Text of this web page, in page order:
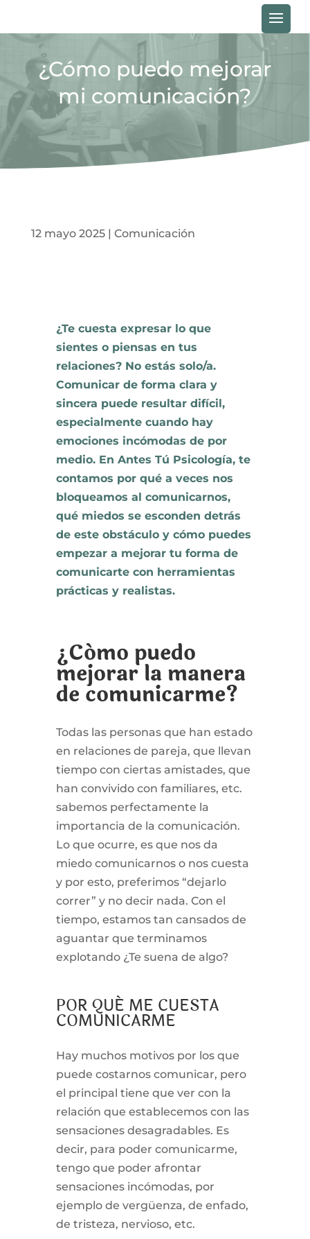
¿Cómo puedo mejorar
mi comunicación?
12 mayo 2025| Comunicación
¿Te cuesta expresar lo que
sientes o piensas en tus
relaciones? No estás solo/a.
Comunicar de forma clara y
sincera puede resultar difícil,
especialmente cuando hay
emociones incómodas de por
medio. En Antes Tú Psicología, te
contamos por qué a veces nos
bloqueamos al comunicarnos,
qué miedos se esconden detrás
de este obstáculo y cómo puedes
empezar a mejorar tu forma de
comunicarte con herramientas
prácticas y realistas.
¿Cómo puedo
mejorar la manera
de comunicarme?
Todas las personas que han estado
en relaciones de pareja, que llevan
tiempo con ciertas amistades, que
han convivido con familiares, etc.
sabemos perfectamente la
importancia de la comunicación.
Lo que ocurre, es que nos da
miedo comunicarnos o nos cuesta
y por esto, preferimos “dejarlo
correr” y no decir nada. Con el
tiempo, estamos tan cansados de
aguantar que terminamos
explotando ¿Te suena de algo?
POR QUÉ ME CUESTA
COMUNICARME
Hay muchos motivos por los que
puede costarnos comunicar, pero
el principal tiene que ver con la
relación que establecemos con las
sensaciones desagradables. Es
decir, para poder comunicarme,
tengo que poder afrontar
sensaciones incómodas, por
ejemplo de vergüenza, de enfado,
de tristeza, nervioso, etc.